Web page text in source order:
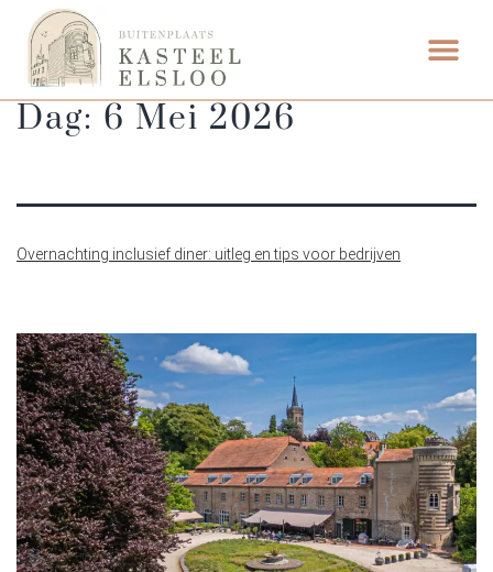
Dag: 6 Mei 2026
Overnachting inclusief diner: uitleg en tips voor bedrijven